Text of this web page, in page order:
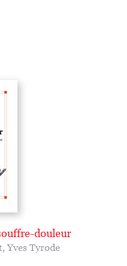
douleur
,Yves Tyrode